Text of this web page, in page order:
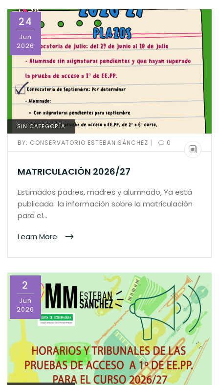
24
Jun
2026
SIN CATEGORÍA
BY: CONSERVATORIO ESTEBAN SÁNCHEZ | 0
MATRICULACIÓN 2026/27
Estimados padres, madres y alumnado, Ya está
publicada la información sobre la matriculación
para el…
Learn More
2
Jun
2026